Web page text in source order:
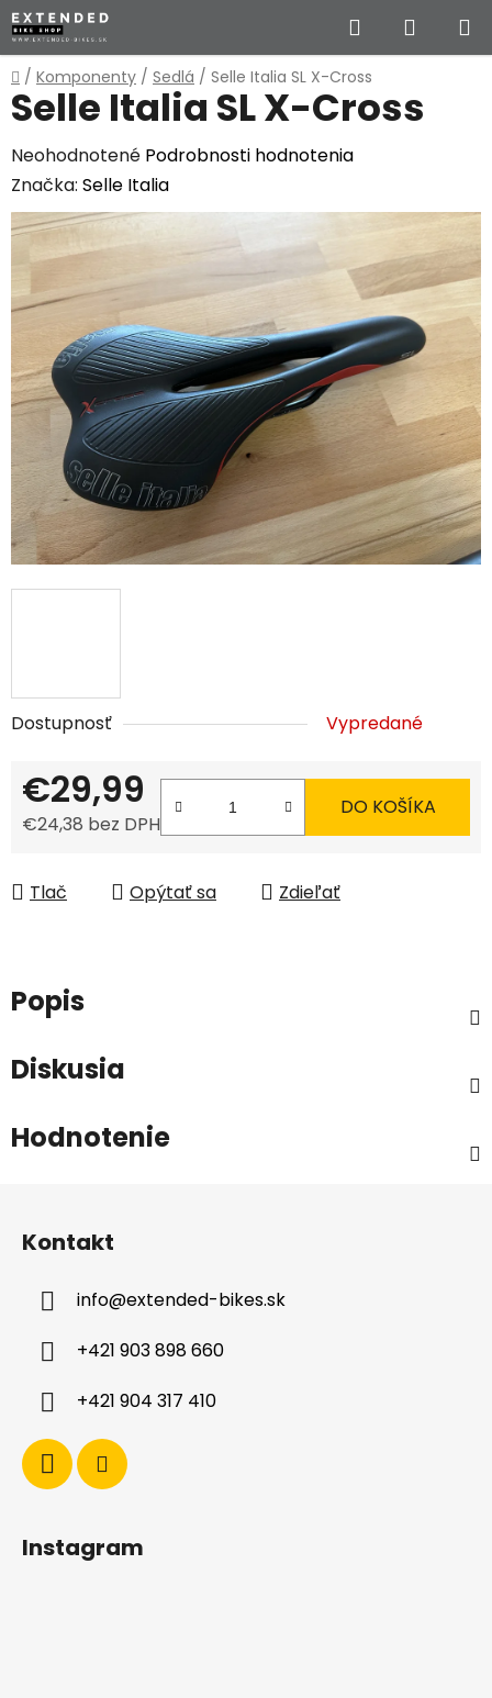
Prejsť
na
obsah
Hľadať
KOŠÍK
Domov
/ Komponenty / Sedlá / Selle Italia SL X-Cross
Dostupnosť Vypredané
€29,99
€24,38 bez DPH
DO KOŠÍKA
Tlač Opýtať sa Zdieľať
Selle Italia SL X-Cross
Priemerné
hodnotenie
produktu
je
z
hviezdičiek.
Neohodnotené Podrobnosti hodnotenia
Značka: Selle Italia
Popis
Diskusia
Hodnotenie
Kontakt
info@extended-bikes.sk
+421 903 898 660
+421 904 317 410
Instagram